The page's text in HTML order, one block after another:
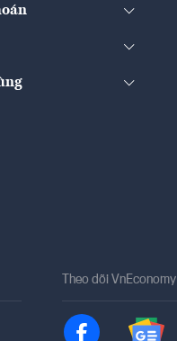
Theo dõi VnEconomy